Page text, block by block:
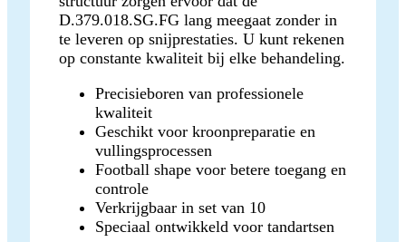
D.379.018.SG.FG lang meegaat zonder in
te leveren op snijprestaties. U kunt rekenen
op constante kwaliteit bij elke behandeling.
Precisieboren van professionele
kwaliteit
Geschikt voor kroonpreparatie en
vullingsprocessen
Football shape voor betere toegang en
controle
Verkrijgbaar in set van 10
Speciaal ontwikkeld voor tandartsen